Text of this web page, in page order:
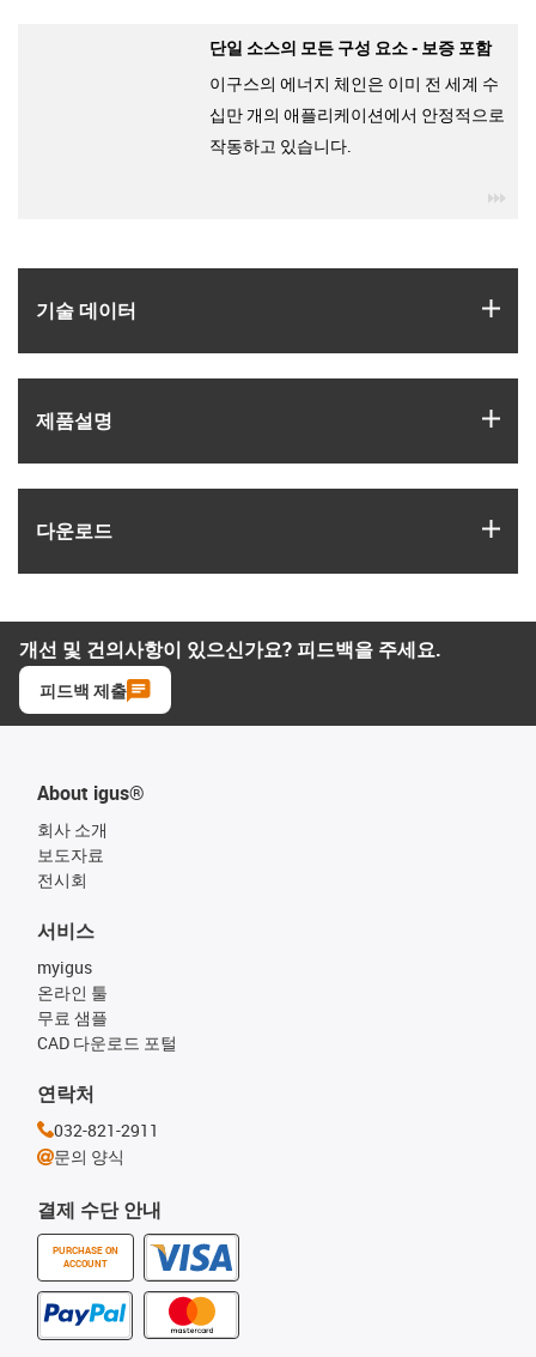
기술 데이터
제품­설명
다운로드
단일 소스의 모든 구성 요소 - 보증 포함
이구스의 에너지 체인은 이미 전 세계 수
십만 개의 애플리케이션에서 안정적으로
작동하고 있습니다.
개선 및 건의사항이 있으신가요? 피드백을 주세요.
피드백 제출
About igus®
회사 소개
보도자료
전시회
결제 수단 안내
PURCHASE ON
ACCOUNT
서비스
myigus
온라인 툴
무료 샘플
CAD 다운로드 포털
연락처
032-821-2911
문의 양식